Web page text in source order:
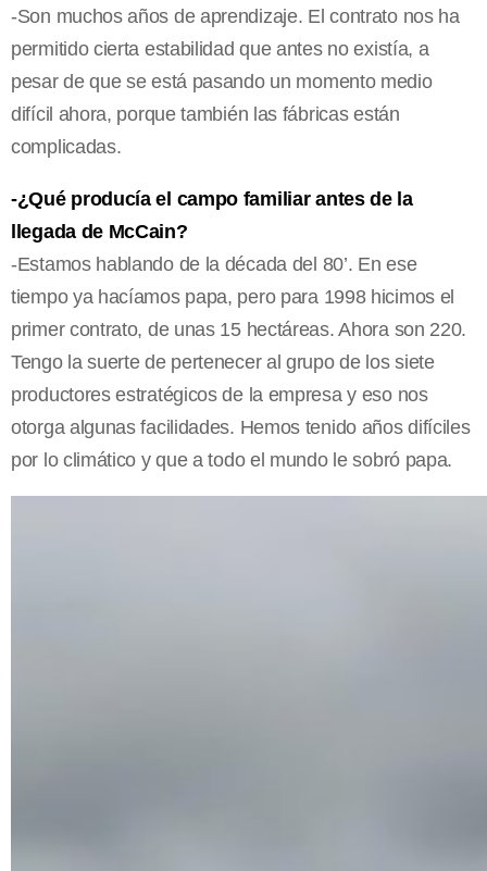
-Son muchos años de aprendizaje. El contrato nos ha
permitido cierta estabilidad que antes no existía, a
pesar de que se está pasando un momento medio
difícil ahora, porque también las fábricas están
complicadas.
-¿Qué producía el campo familiar antes de la
llegada de McCain?
-Estamos hablando de la década del 80’. En ese
tiempo ya hacíamos papa, pero para 1998 hicimos el
primer contrato, de unas 15 hectáreas. Ahora son 220.
Tengo la suerte de pertenecer al grupo de los siete
productores estratégicos de la empresa y eso nos
otorga algunas facilidades. Hemos tenido años difíciles
por lo climático y que a todo el mundo le sobró papa.